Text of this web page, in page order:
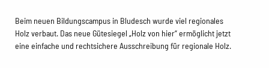
Beim neuen Bildungscampus in Bludesch wurde viel regionales
Holz verbaut. Das neue Gütesiegel „Holz von hier“ ermöglicht jetzt
eine einfache und rechtsichere Ausschreibung für regionale Holz.